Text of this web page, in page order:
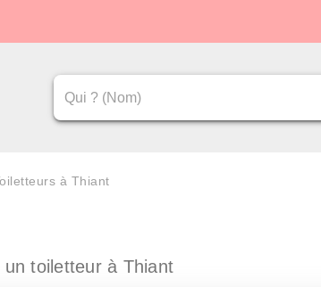
à Thiant
un toiletteur à Thiant